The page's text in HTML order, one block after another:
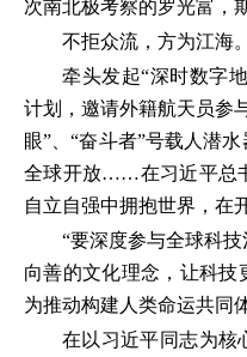
次南北极考察的罗光富，
不拒众流，方为江海。
牵头发起“深时数字
计划，邀请外籍航天员参
眼”、“奋斗者”号载人潜
全球开放……在习近平总
自立自强中拥抱世界，在
“要深度参与全球科
向善的文化理念，让科技
为推动构建人类命运共同
在以习近平同志为核